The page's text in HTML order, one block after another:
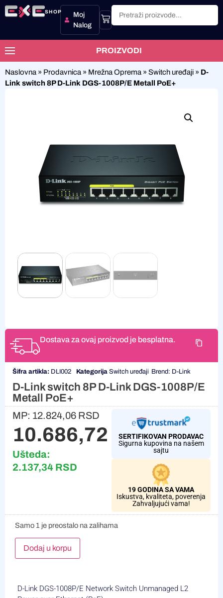
SHOP
Moj
Nalog
PROIZVODI
Naslovna » Prodavnica » Mrežna Oprema » Switch uređaji » D-
Link switch 8P D-Link DGS-1008P/E Metall PoE+
Dostava za ovaj proizvod je besplatna.
Šifra artikla: DLI002 Kategorija Switch uređaji Brend: D-Link
D-Link switch 8P D-Link DGS-1008P/E
Metall PoE+
MP: 12.824,06 RSD
10.686,72 RSD
Ušteda:
2.137,34 RSD
SERTIFIKOVAN PRODAVAC
Sigurna kupovina na našem
sajtu
19 GODINA SA VAMA
Iskustva, kvaliteta, poverenja
Zahvaljujući vama!
Samo 1 je preostalo na zalihama
Dodaj u korpu
D-Link DGS-1008P/E Network Switch Unmanaged L2